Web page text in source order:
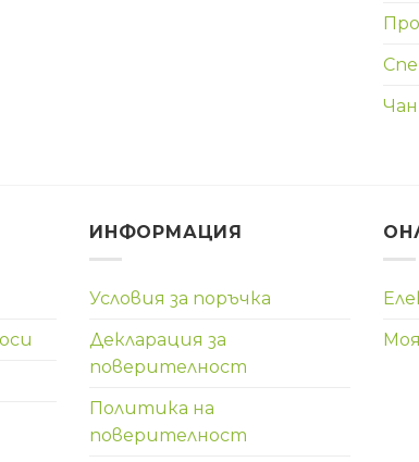
ИНФОРМАЦИЯ
Условия за поръчка
Декларация за
поверителност
Политика на
поверителност